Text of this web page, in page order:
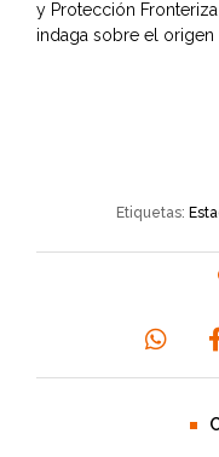
y Protección
indaga sobre el
Etiquetas: